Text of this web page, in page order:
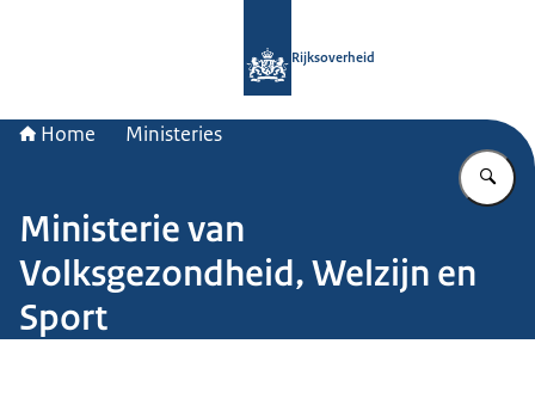
Rijksoverheid
Home Ministeries
Ministerie van
Volksgezondheid, Welzijn en
Sport